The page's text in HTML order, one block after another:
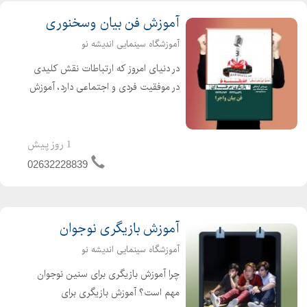
آموزش فن بیان وسخنوری
آموزشگاه سینمایی اندیشه نو
در دنیای امروز که ارتباطات نقش کلیدی
در موفقیت فردی و اجتماعی دارد، آموزش
اجتنابناپذیر است. توانایی ابراز وجود، دفاع
1 روز پیش
02632228839
آموزش بازیگری نوجوان
آموزشگاه سینمایی اندیشه نو
چرا آموزش بازیگری برای سنین نوجوان
مهم است؟ آموزش بازیگری برای